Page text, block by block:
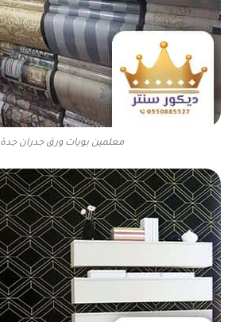
معلمين بويات ورق جدران جدة